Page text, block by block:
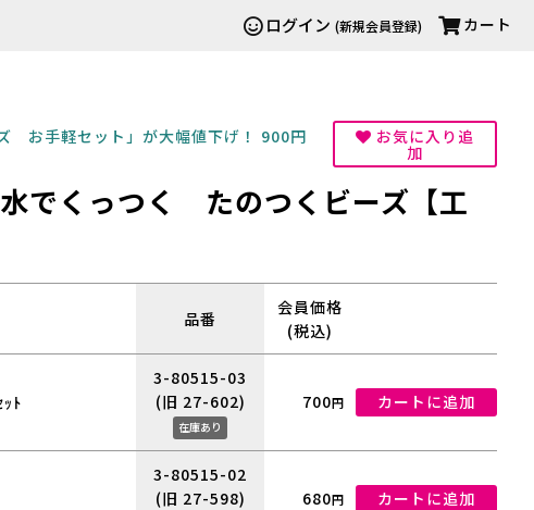
ログイン (新規会員登録) カート
お手軽セット」が大幅値下げ！ 900円
お気に入り追
加
水でくっつく たのつくビーズ【工
品番
会員価格
(税込)
ﾄ
3-80515-03
(旧 27-602)
在庫あり
700円 カートに追加
3-80515-02
(旧 27-598)
680円 カートに追加